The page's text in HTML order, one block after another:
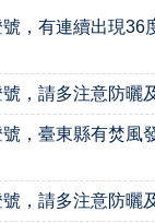
，有連續出現36
，請多注意防曬
，臺東縣有焚風
，請多注意防曬